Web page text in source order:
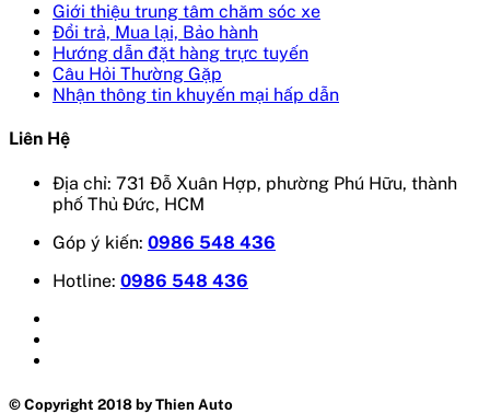
Giới thiệu trung tâm chăm sóc xe
Đổi trả, Mua lại, Bảo hành
Hướng dẫn đặt hàng trực tuyến
Câu Hỏi Thường Gặp
Nhận thông tin khuyến mại hấp dẫn
Liên Hệ
Địa chỉ: 731 Đỗ Xuân Hợp, phường Phú Hữu, thành
phố Thủ Đức, HCM
Góp ý kiến: 0986 548 436
Hotline: 0986 548 436
© Copyright 2018 by Thien Auto